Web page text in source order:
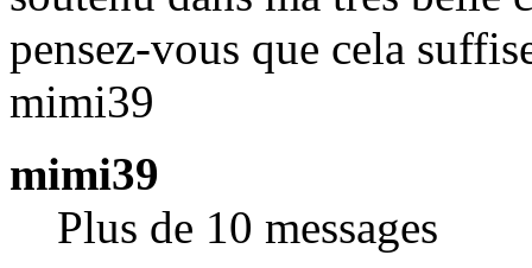
pensez-vous que cela
mimi39
mimi39
Plus de 10 messages